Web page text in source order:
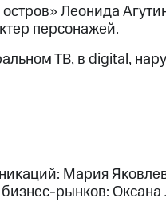
Леонида
персонажей.
ТВ, в digital,
Мария
рынков: Оксана